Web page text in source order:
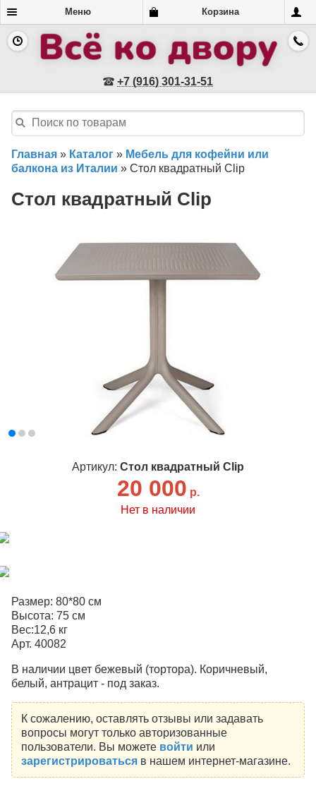
Меню Корзина
+7 (916) 301-31-51
Главная » Каталог » Мебель для кофейни или
балкона из Италии » Стол квадратный Clip
Стол квадратный Clip
Артикул: Стол квадратный Clip
20 000 р.
Нет в наличии
Размер: 80*80 см
Высота: 75 см
Вес:12,6 кг
Арт. 40082
В наличии цвет бежевый (тортора). Коричневый,
белый, антрацит - под заказ.
К сожалению, оставлять отзывы или задавать
вопросы могут только авторизованные
пользователи. Вы можете войти или
зарегистрироватьсяв нашем интернет-магазине.